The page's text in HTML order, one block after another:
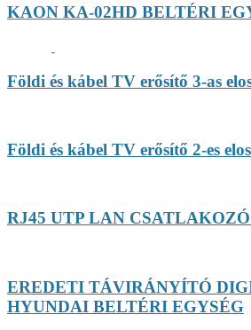
KAON KA-02HD BELTÉRI
Földi és kábel TV erősítő 3-as
Földi és kábel TV erősítő 2-es
RJ45 UTP LAN
EREDETI TÁVIRÁNYÍTÓ
HYUNDAI BELTÉRI EGYSÉG